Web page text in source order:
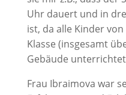
Uhr dauert und in
ist, da alle Kinder
Klasse (insgesamt
Gebäude
Frau Ibraimova war